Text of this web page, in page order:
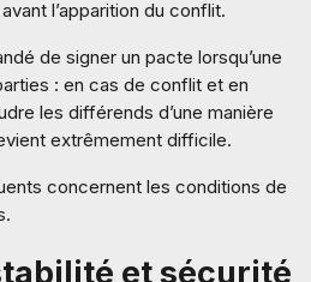
l’apparition du conflit.
de signer un pacte lorsqu’une
: en cas de conflit et en
les différends d’une manière
extrêmement difficile.
concernent les conditions de
et sécurité